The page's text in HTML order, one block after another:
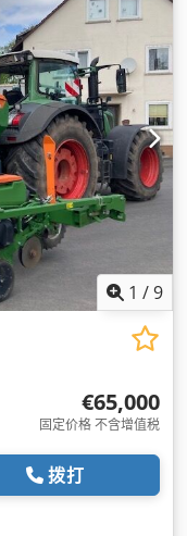
1 /9
€65,000
固定价格 不含增值税
拨打